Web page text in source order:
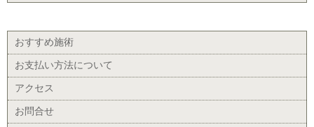
おすすめ施術
お支払い方法について
アクセス
お問合せ